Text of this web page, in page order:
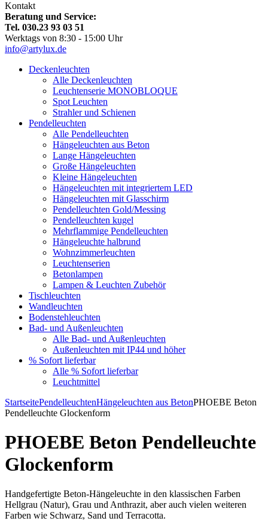
Kontakt
Beratung und Service:
Tel. 030.23 93 03 51
Werktags von 8:30 - 15:00 Uhr
info@artylux.de
Deckenleuchten
Alle Deckenleuchten
Leuchtenserie MONOBLOQUE
Spot Leuchten
Strahler und Schienen
Pendelleuchten
Alle Pendelleuchten
Hängeleuchten aus Beton
Lange Hängeleuchten
Große Hängeleuchten
Kleine Hängeleuchten
Hängeleuchten mit integriertem LED
Hängeleuchten mit Glasschirm
Pendelleuchten Gold/Messing
Pendelleuchten kugel
Mehrflammige Pendelleuchten
Hängeleuchte halbrund
Wohnzimmerleuchten
Leuchtenserien
Betonlampen
Lampen & Leuchten Zubehör
Tischleuchten
Wandleuchten
Bodenstehleuchten
Bad- und Außenleuchten
Alle Bad- und Außenleuchten
Außenleuchten mit IP44 und höher
% Sofort lieferbar
Alle % Sofort lieferbar
Leuchtmittel
StartseitePendelleuchtenHängeleuchten aus BetonPHOEBE Beton
Pendelleuchte Glockenform
PHOEBE Beton Pendelleuchte
Glockenform
Handgefertigte Beton-Hängeleuchte in den klassischen Farben
Hellgrau (Natur), Grau und Anthrazit, aber auch vielen weiteren
Farben wie Schwarz, Sand und Terracotta.